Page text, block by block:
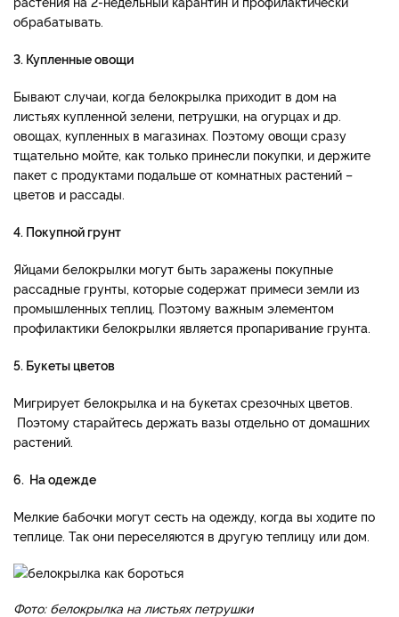
обрабатывать.
3. Купленные овощи
Бывают случаи, когда белокрылка приходит в дом на
листьях купленной зелени, петрушки, на огурцах и др.
овощах, купленных в магазинах. Поэтому овощи сразу
тщательно мойте, как только принесли покупки, и держите
пакет с продуктами подальше от комнатных растений –
цветов и рассады.
4. Покупной грунт
Яйцами белокрылки могут быть заражены покупные
рассадные грунты, которые содержат примеси земли из
промышленных теплиц. Поэтому важным элементом
профилактики белокрылки является пропаривание грунта.
5. Букеты цветов
Мигрирует белокрылка и на букетах срезочных цветов.
Поэтому старайтесь держать вазы отдельно от домашних
растений.
6. На одежде
Мелкие бабочки могут сесть на одежду, когда вы ходите по
теплице. Так они переселяются в другую теплицу или дом.
Фото: белокрылка на листьях петрушки